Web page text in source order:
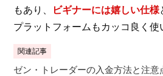
もあり、
ビギナーには嬉しい仕様
プラットフォームもカッコ良く使
関連記事
ゼン・トレーダーの入金方法と注意